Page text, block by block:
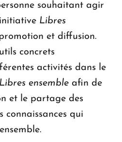
souhaitant agir
Libres
et diffusion.
concrets
activités dans le
Libres ensemble afin de
et le partage des
connaissances qui